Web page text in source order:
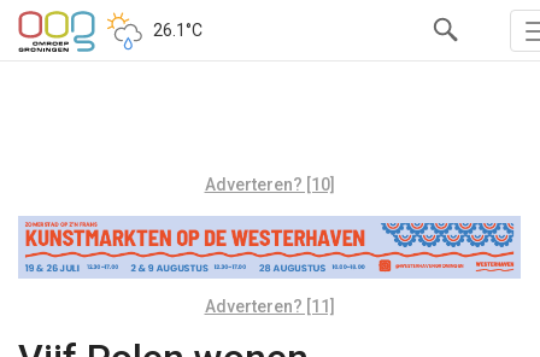
26.1°C
Adverteren? [10]
Adverteren? [11]